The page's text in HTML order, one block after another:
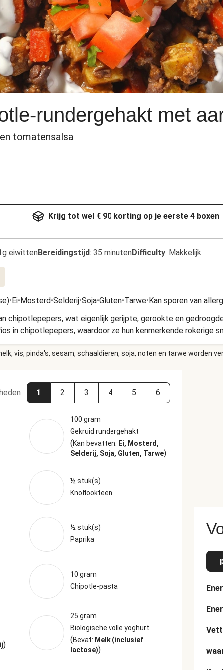
rundergehakt met
tomatensalsa
Krijg tot wel € 90 korting op je eerste 4 boxen
eiwittenBereidingstijd: 35 minutenDifficulty: Makkelijk
•Ei•Mosterd•Selderij•Soja•Gluten•Tarwe•Kan sporen van
chipotlepepers, wat eigenlijk gerijpte, gerookte en
in chipotlepepers, waardoor ze hun kenmerkende rokerige
vis, pinda's, sesam, schaaldieren, soja, noten en tarwe worden
1 2 3 4 5 6
100 gram
Gekruid rundergehakt
(Kan bevatten: Ei, Mosterd,
Selderij, Soja, Gluten, Tarwe)
½ stuk(s)
Knoflookteen
½ stuk(s)
Paprika
10 gram
Chipotle-pasta
)
25 gram
Biologische volle yoghurt
(Bevat: Melk (inclusief
lactose))